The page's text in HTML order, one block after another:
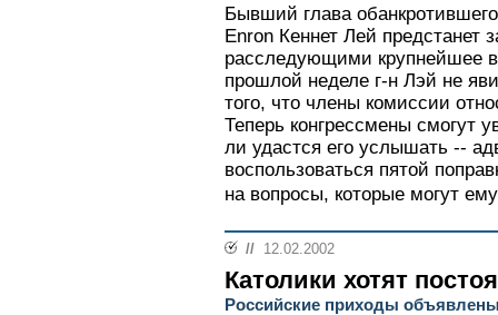
Бывший глава
Enron Кеннет Лей предстанет
расследующими крупнейшее
прошлой неделе г-н Лэй не
того, что члены комиссии
Теперь конгрессмены смогут
ли удастся его услышать --
воспользоваться пятой
на вопросы, которые могут
// 12.02.2002
Католики хотят
Российские приходы